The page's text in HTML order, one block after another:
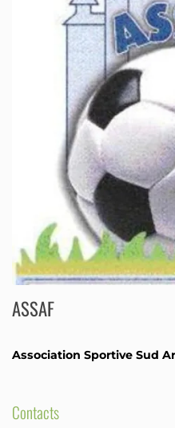
ASSAF
Association Sportive Sud
Contacts